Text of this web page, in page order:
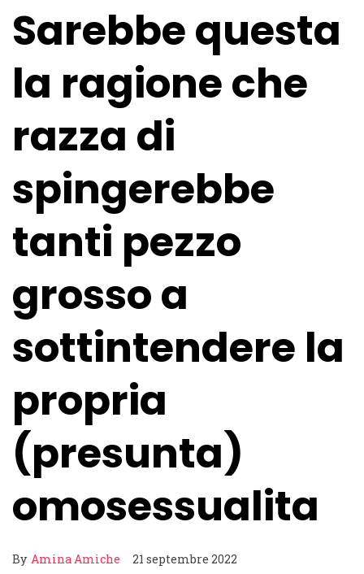
Sarebbe questa
la ragione che
razza di
spingerebbe
tanti pezzo
grosso a
sottintendere la
propria
(presunta)
omosessualita
By Amina Amiche 21 septembre 2022